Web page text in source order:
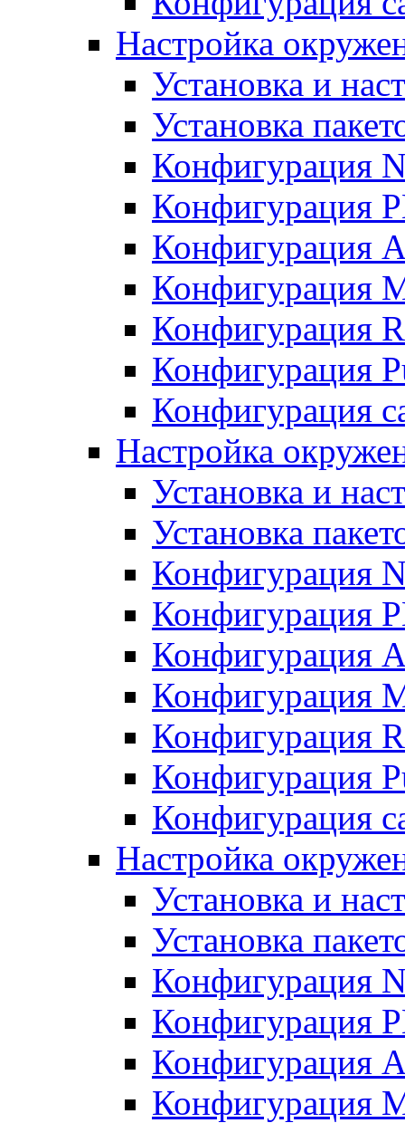
Настройка
Установка и
Установка
Конфигурация
Конфигурация
Конфигурация
Конфигурация
Конфигурация
Конфигурация
Конфигурация
Настройка
Установка и
Установка
Конфигурация
Конфигурация
Конфигурация
Конфигурация
Конфигурация
Конфигурация
Конфигурация
Настройка
Установка и
Установка
Конфигурация
Конфигурация
Конфигурация
Конфигурация